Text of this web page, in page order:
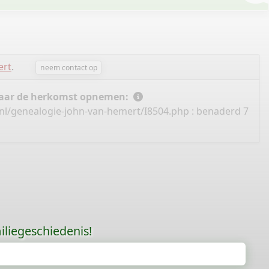
. neem contact op
de herkomst opnemen:
genealogie-john-van-hemert/I8504.php : benaderd 7